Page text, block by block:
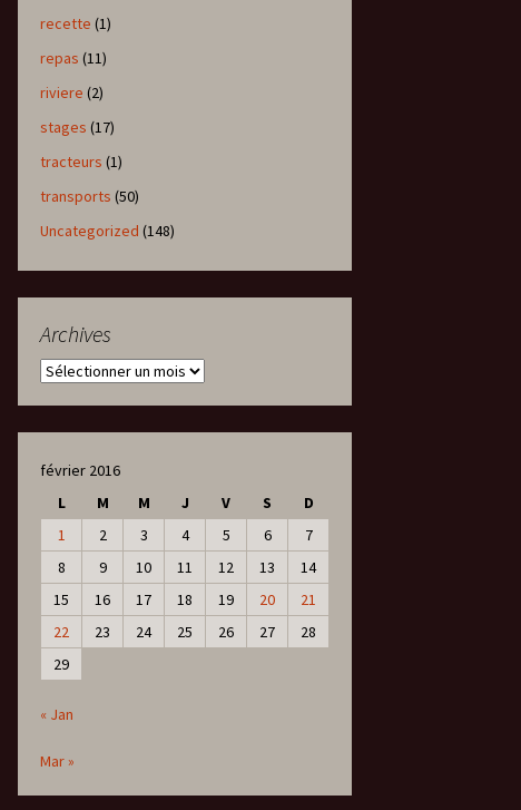
recette (1)
repas (11)
riviere (2)
stages (17)
tracteurs (1)
transports (50)
Uncategorized (148)
Archives
Archives
février 2016
L
M M J V S
D
1
2 3 4 5 6
7
8
9 10 11 12 13
14
15
16 17 18 19 20
21
22
23 24 25 26 27
28
29
« Jan
Mar »